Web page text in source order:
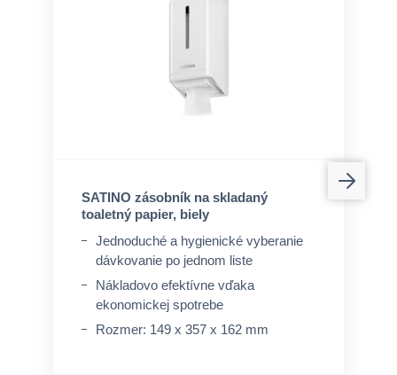
SATINO zásobník na skladaný
toaletný papier, biely
Jednoduché a hygienické vyberanie
dávkovanie po jednom liste
Nákladovo efektívne vďaka
ekonomickej spotrebe
Rozmer: 149 x 357 x 162 mm